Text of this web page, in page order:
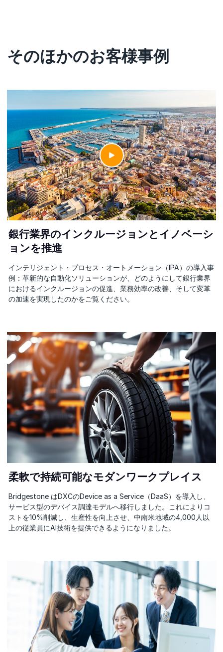
そのほかのお客様事例
銀行業界のインクルージョンとイノベーシ
ョンを推進
インテリジェント・プロセス・オートメーション（IPA）の導入事
例：革新的な自動化ソリューションが、どのようにして銀行業界
におけるインクルージョンの促進、業務効率の改善、そして変革
の加速を実現したのかをご覧ください。
柔軟で持続可能なモダンワークプレイス
Bridgestone はDXCのDevice as a Service（DaaS）を導入し、
サービス型のデバイス調達モデルへ移行しました。これによりコ
ストを10%削減し、生産性を向上させ、中南米地域の4,000人以
上の従業員にAI技術を提供できるようになりました。